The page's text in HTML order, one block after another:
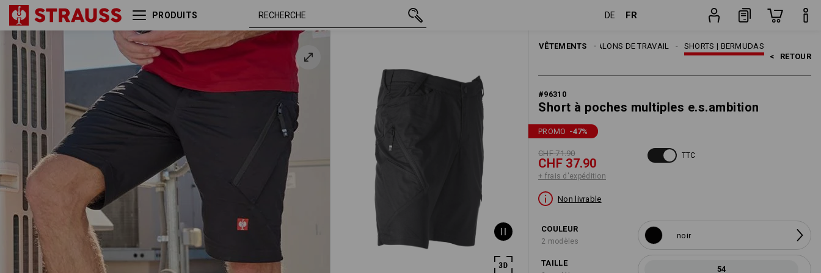
PRODUITS DE FR
VÊTEMENTS SHORTS | BERMUDAS
PANTALONS DE TRAVAIL
HOMMES
< RETOUR
#96310
Short à poches multiples e.s.ambition
PROMO -47%
CHF 71.90
CHF 37.90
+ frais d'expédition
TTC
Non livrable
COULEUR
2 modèles
noir
TAILLE
54
Short à poches multiples
e.s.ambition
noir 54
CHF 71.90